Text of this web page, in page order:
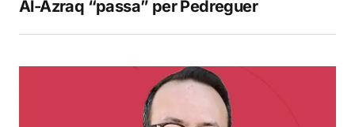
Al-Azraq “passa” per Pedreguer